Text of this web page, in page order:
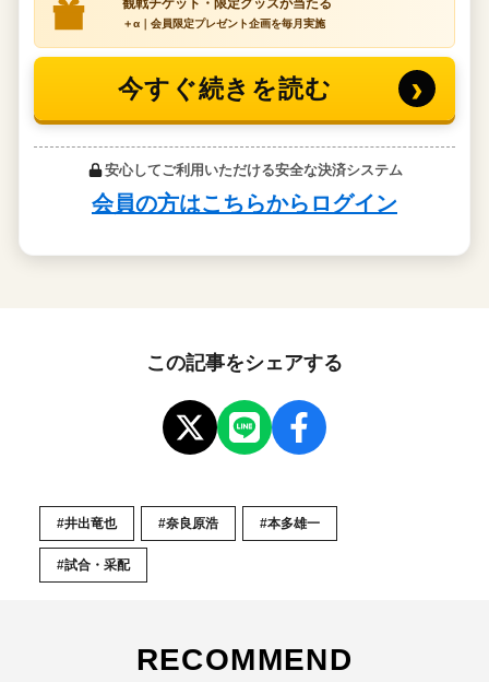
この記事をシェアする
#井出竜也 #奈良原浩 #本多雄一
#試合・采配
RECOMMEND